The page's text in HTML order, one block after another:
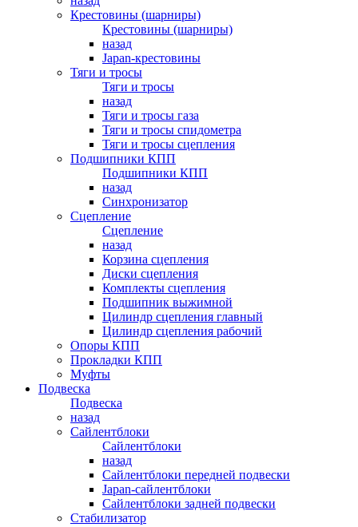
Крестовины (шарниры)
Крестовины (шарниры)
назад
Japan-крестовины
Тяги и тросы
Тяги и тросы
назад
Тяги и тросы газа
Тяги и тросы спидометра
Тяги и тросы сцепления
Подшипники КПП
Подшипники КПП
назад
Синхронизатор
Сцепление
Сцепление
назад
Корзина сцепления
Диски сцепления
Комплекты сцепления
Подшипник выжимной
Цилиндр сцепления главный
Цилиндр сцепления рабочий
Опоры КПП
Прокладки КПП
Муфты
Подвеска
Подвеска
назад
Сайлентблоки
Сайлентблоки
назад
Сайлентблоки передней подвески
Japan-сайлентблоки
Сайлентблоки задней подвески
Стабилизатор